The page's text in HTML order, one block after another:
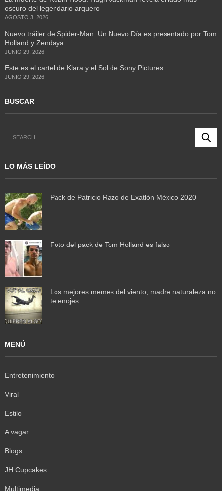
oscuro del legendario arquero
AGOSTO 3, 2026
Nuevo tráiler de Spider-Man: Un Nuevo Día es presentado por Tom
Holland y Zendaya
JUNIO 29, 2026
Este es el cartel de Klara y el Sol de Sony Pictures
JUNIO 29, 2026
BUSCAR
LO MÁS LEÍDO
Pack de Patricio Razo de Exatlón México 2020
Foto del pack de Tom Holland es falso
Los mejores memes del viento; madre naturaleza no
te enojes
MENÚ
Entretenimiento
Viral
Estilo
A vagar
Blogs
JH Cupcakes
Multimedia